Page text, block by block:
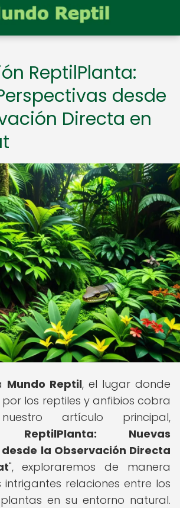
ReptilPlanta:
desde
Directa en
Mundo Reptil, el lugar donde
los reptiles y anfibios cobra
artículo principal,
ReptilPlanta: Nuevas
la Observación Directa
", exploraremos de manera
intrigantes relaciones entre los
en su entorno natural.